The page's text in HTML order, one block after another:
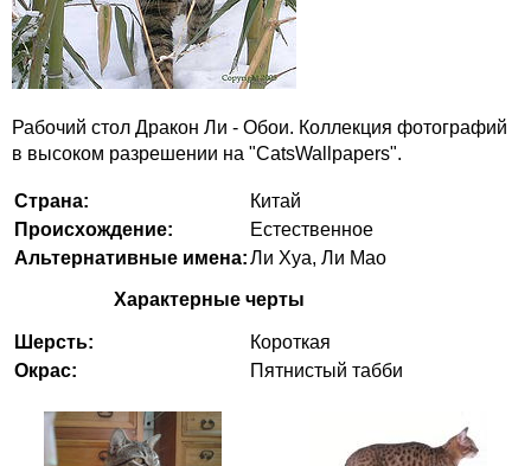
Рабочий стол Дракон Ли - Обои. Коллекция фотографий
в высоком разрешении на "CatsWallpapers".
Страна:
Китай
Происхождение:
Естественное
Альтернативные имена:Ли Хуа, Ли Мао
Характерные черты
Шерсть:
Короткая
Окрас:
Пятнистый табби